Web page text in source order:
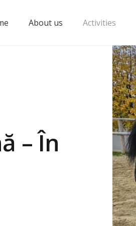
About us Activities
– În